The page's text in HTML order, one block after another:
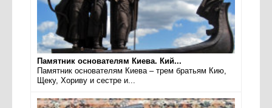
Памятник основателям Киева. Кий...
Памятник основателям Киева – трем братьям Кию,
Щеку, Хориву и сестре и...